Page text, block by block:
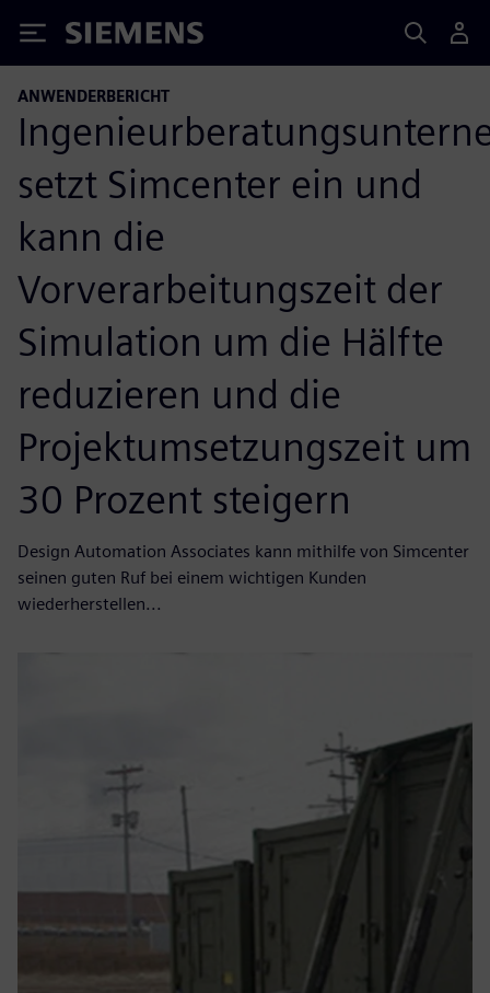
Siemens
ANWENDERBERICHT
setzt Simcenter ein und
kann die
Vorverarbeitungszeit der
Simulation um die Hälfte
reduzieren und die
Projektumsetzungszeit um
30 Prozent steigern
Design Automation Associates kann mithilfe von Simcenter
seinen guten Ruf bei einem wichtigen Kunden
wiederherstellen...